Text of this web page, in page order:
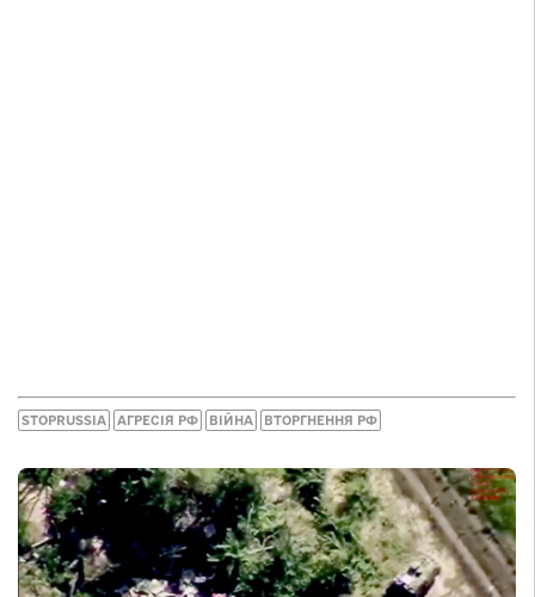
STOPRUSSIA АГРЕСІЯ РФ ВІЙНА ВТОРГНЕННЯ РФ